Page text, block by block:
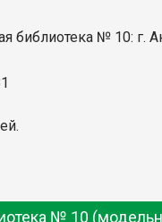
библиотека № 10: г.
№ 10